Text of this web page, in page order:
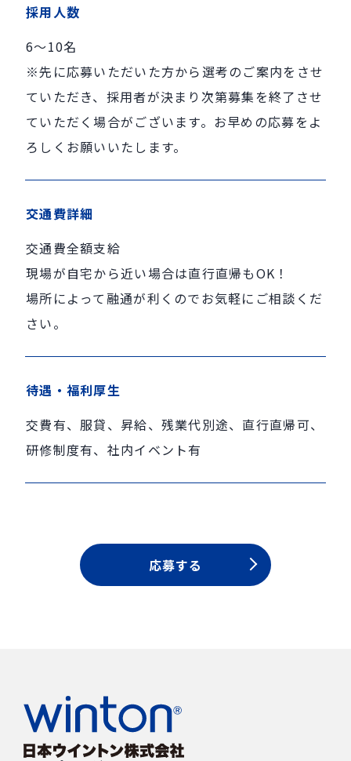
採用人数
6～10名
※先に応募いただいた方から選考のご案内をさせ
ていただき、採用者が決まり次第募集を終了させ
ていただく場合がございます。お早めの応募をよ
ろしくお願いいたします。
交通費詳細
交通費全額支給
現場が自宅から近い場合は直行直帰もOK！
場所によって融通が利くのでお気軽にご相談くだ
さい。
待遇・福利厚生
交費有、服貸、昇給、残業代別途、直行直帰可、
研修制度有、社内イベント有
応募する